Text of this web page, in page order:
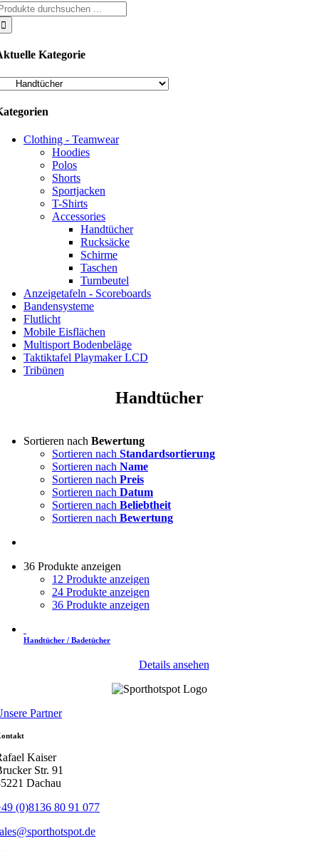
Kategorie
Clothing - Teamwear
Hoodies
Polos
Shorts
Sportjacken
T-Shirts
Accessories
Handtücher
Rucksäcke
Schirme
Taschen
Turnbeutel
Anzeigetafeln - Scoreboards
Bandensysteme
Flutlicht
Mobile Eisflächen
Multisport Bodenbeläge
Taktiktafel Playmaker LCD
Tribünen
Handtücher
Sortieren nach Bewertung
Sortieren nach Standardsortierung
Sortieren nach Name
Sortieren nach Preis
Sortieren nach Datum
Sortieren nach Beliebtheit
Sortieren nach Bewertung
36 Produkte anzeigen
12 Produkte anzeigen
24 Produkte anzeigen
36 Produkte anzeigen
Handtücher / Badetücher
Details ansehen
Partner
Kaiser
Str. 91
Dachau
(0)8136 80 91 077